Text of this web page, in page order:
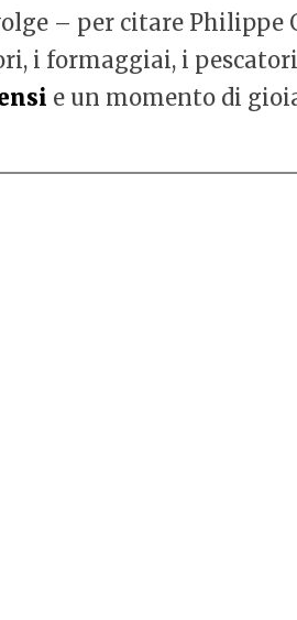
– per citare Philippe
i formaggiai, i
e un momento di